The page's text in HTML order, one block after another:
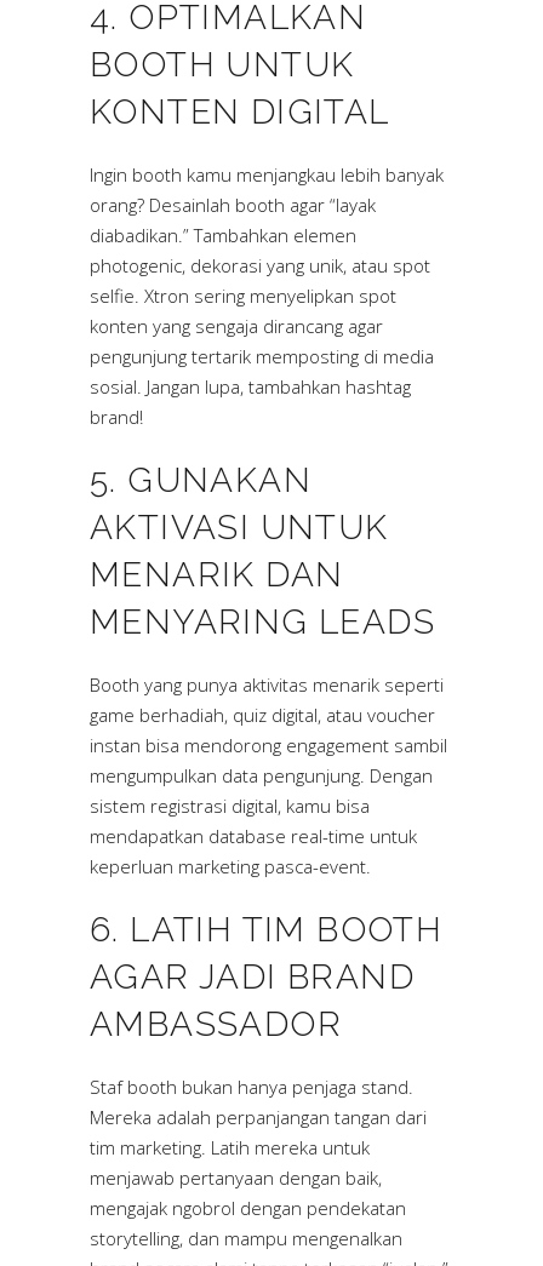
4. OPTIMALKAN
BOOTH UNTUK
KONTEN DIGITAL
Ingin booth kamu menjangkau lebih banyak
orang? Desainlah booth agar “layak
diabadikan.” Tambahkan elemen
photogenic, dekorasi yang unik, atau spot
selfie. Xtron sering menyelipkan spot
konten yang sengaja dirancang agar
pengunjung tertarik memposting di media
sosial. Jangan lupa, tambahkan hashtag
brand!
5. GUNAKAN
AKTIVASI UNTUK
MENARIK DAN
MENYARING LEADS
Booth yang punya aktivitas menarik seperti
game berhadiah, quiz digital, atau voucher
instan bisa mendorong engagement sambil
mengumpulkan data pengunjung. Dengan
sistem registrasi digital, kamu bisa
mendapatkan database real-time untuk
keperluan marketing pasca-event.
6. LATIH TIM BOOTH
AGAR JADI BRAND
AMBASSADOR
Staf booth bukan hanya penjaga stand.
Mereka adalah perpanjangan tangan dari
tim marketing. Latih mereka untuk
menjawab pertanyaan dengan baik,
mengajak ngobrol dengan pendekatan
storytelling, dan mampu mengenalkan